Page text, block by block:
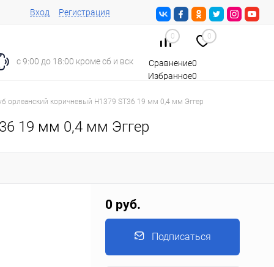
Вход Регистрация
с 9:00 до 18:00 кроме сб и вск
0 0
Сравнение0
Избранное0
орлеанский коричневый Н1379 ST36 19 мм 0,4 мм Эггер
19 мм 0,4 мм Эггер
0 руб.
Подписаться